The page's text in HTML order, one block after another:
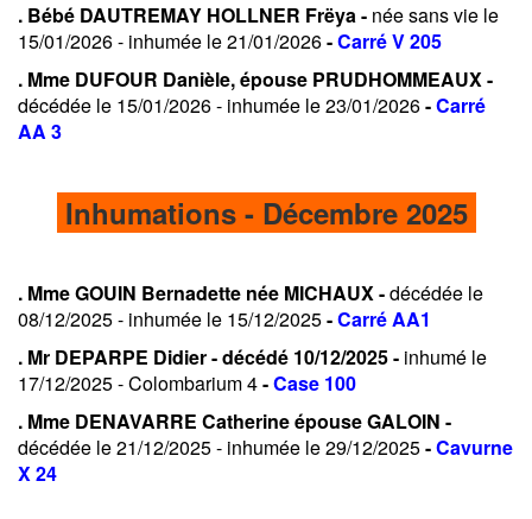
. Bébé DAUTREMAY HOLLNER Frëya - née sans vie le
15/01/2026 - inhumée le 21/01/2026-Carré V 205
. Mme DUFOUR Danièle, épouse PRUDHOMMEAUX -
décédée le 15/01/2026 - inhumée le 23/01/2026-Carré
AA 3
Inhumations - Décembre 2025
. Mme GOUIN Bernadette née MICHAUX -décédée le
08/12/2025 - inhumée le 15/12/2025-Carré AA1
. Mr DEPARPE Didier - décédé 10/12/2025 - inhumé le
17/12/2025 - Colombarium 4-Case 100
. Mme DENAVARRE Catherine épouse GALOIN -
décédée le 21/12/2025 - inhumée le 29/12/2025-Cavurne
X 24